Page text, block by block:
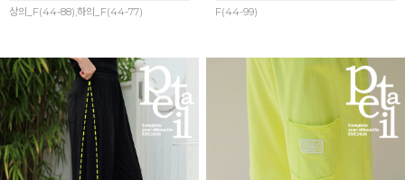
상의_F(44-88),하의_F(44-77) F(44-99)